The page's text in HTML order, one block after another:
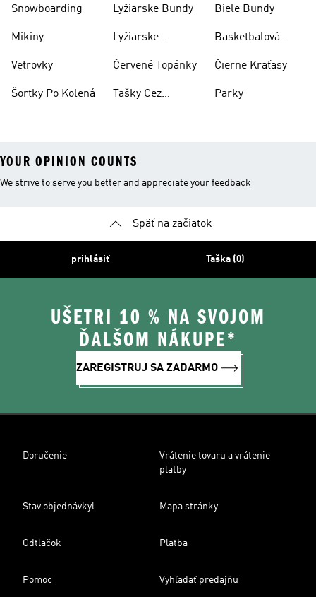
Snowboarding
Mikiny
Vetrovky
Šortky Po Kolená
Lyžiarske Bundy
Lyžiarske
Červené Topánky
Tašky Cez
Biele Bundy
Basketbalová
Čierne Kraťasy
Parky
YOUR OPINION COUNTS
We strive to serve you better and appreciate your feedback
Späť na začiatok
prihlásiť Taška (0)
UŠETRI 10 % NA SVOJOM
ĎALŠOM NÁKUPE*
ZAREGISTRUJ SA ZADARMO
Doručenie
Vrátenie tovaru a vrátenie
platby
Stav objednávkyl Mapa stránky
Odtlačok Platba
Pomoc Vyhľadať predajňu